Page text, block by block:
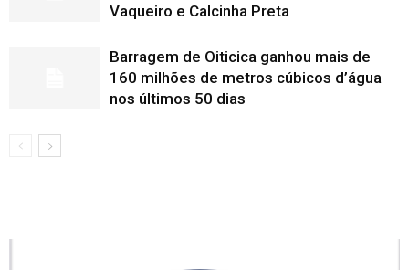
Vaqueiro e Calcinha Preta
Barragem de Oiticica ganhou mais de
160 milhões de metros cúbicos d’água
nos últimos 50 dias